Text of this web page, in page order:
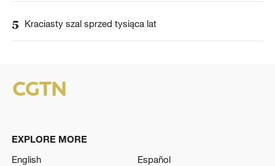
5 Kraciasty szal sprzed tysiąca lat
EXPLORE MORE
English
Español